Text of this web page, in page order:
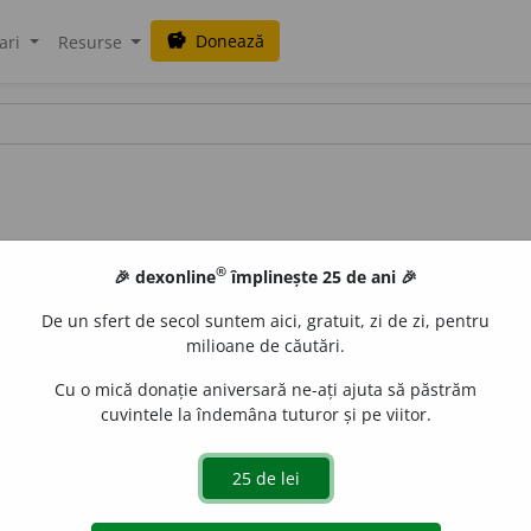
Resurse savings Donează
🎉 dexonline® împlinește 25 de ani 🎉
De un sfert de secol suntem aici, gratuit, zi de zi, pentru
milioane de căutări.
Cu o mică donație aniversară ne-ați ajuta să păstrăm
cuvintele la îndemâna tuturor și pe viitor.